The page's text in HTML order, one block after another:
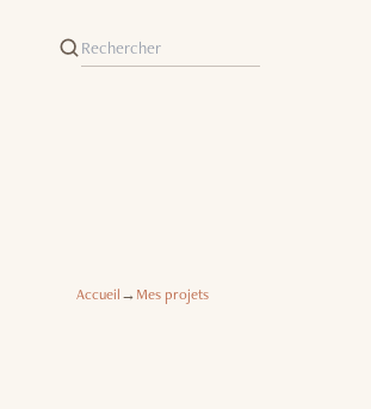
Accueil→Mes projets